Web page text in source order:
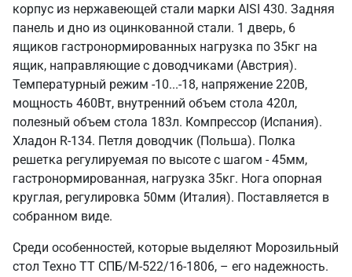
корпус из нержавеющей стали марки AISI 430. Задняя
панель и дно из оцинкованной стали. 1 дверь, 6
ящиков гастронормированных нагрузка по 35кг на
ящик, направляющие с доводчиками (Австрия).
Температурный режим -10...-18, напряжение 220В,
мощность 460Вт, внутренний объем стола 420л,
полезный объем стола 183л. Компрессор (Испания).
Хладон R-134. Петля доводчик (Польша). Полка
решетка регулируемая по высоте с шагом - 45мм,
гастронормированная, нагрузка 35кг. Нога опорная
круглая, регулировка 50мм (Италия). Поставляется в
собранном виде.
Среди особенностей, которые выделяют Морозильный
стол Техно ТТ СПБ/М-522/16-1806, – его надежность.